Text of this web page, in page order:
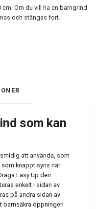
Om du vill ha en barngrind
och stängas fort.
som kan
att använda, som
knappt syns när
Easy Up den
enkelt i sidan av
på andra sidan av
barnsäkra öppningen